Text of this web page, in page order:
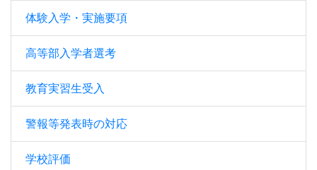
体験入学・実施要項
高等部入学者選考
教育実習生受入
警報等発表時の対応
学校評価